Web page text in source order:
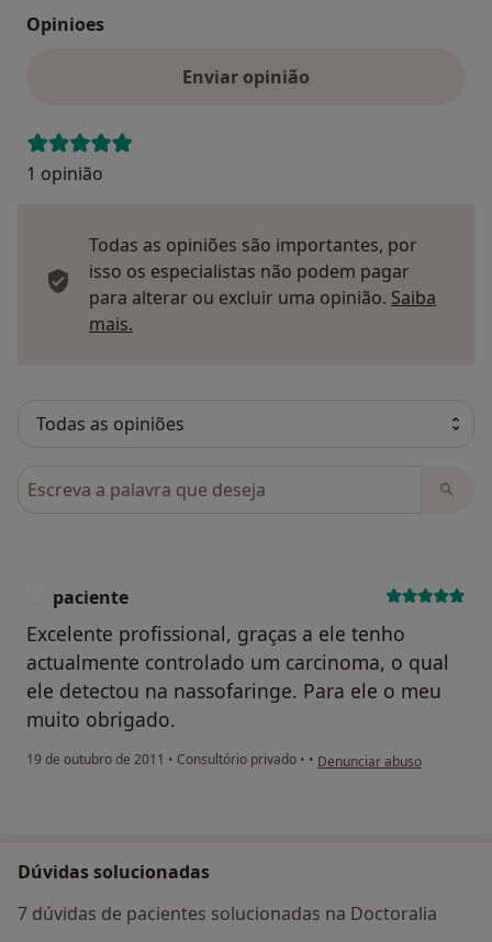
Opinioes
Enviar opinião
1 opinião
Todas as opiniões são importantes, por
isso os especialistas não podem pagar
para alterar ou excluir uma opinião. Saiba
mais.
Pesquisar em opiniões
paciente
Excelente profissional, graças a ele tenho
actualmente controlado um carcinoma, o qual
ele detectou na nassofaringe. Para ele o meu
muito obrigado.
19 de outubro de 2011 • Consultório privado • • na opinião do utilizador
Denunciar abuso
Dúvidas solucionadas
7 dúvidas de pacientes solucionadas na Doctoralia